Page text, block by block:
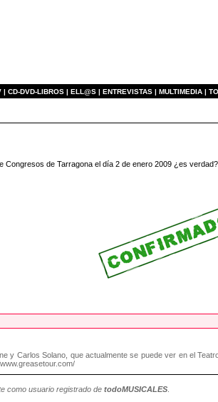
| CD-DVD-LIBROS | ELL@S | ENTREVISTAS | MULTIMEDIA |
Congresos de Tarragona el día 2 de enero 2009 ¿es verdad?
y Carlos Solano, que actualmente se puede ver en el
como usuario registrado detodoMUSICALES